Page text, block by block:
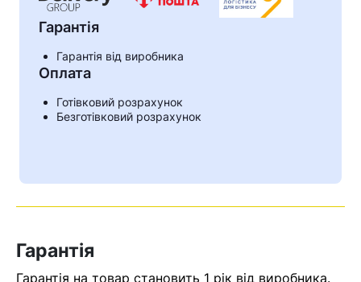
Оператор зв’яжеться з вами
найближчим часом
Гарантія
Гарантія від виробника
Оплата
Готівковий розрахунок
Безготівковий розрахунок
Гарантія
Гарантія на товар становить 1 рік від виробника.